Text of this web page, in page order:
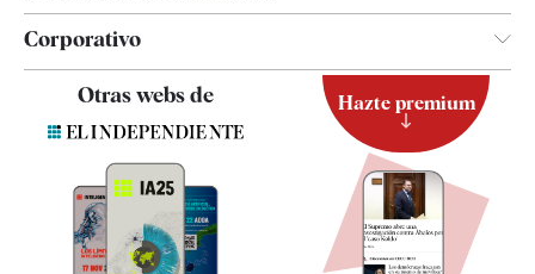
Corporativo
Contacto
Quiénes somos
Especificaciones
Otras webs de Hazte premium